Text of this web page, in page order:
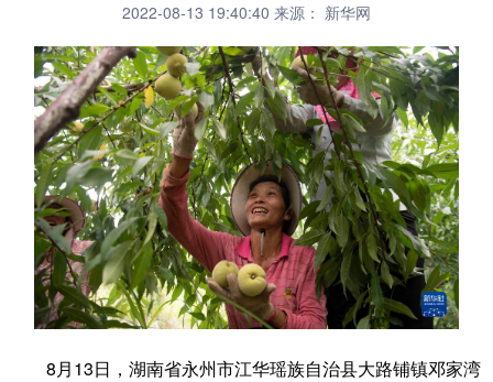
财经 网评
台湾 思客智库 全球连线 教育
科技 科创 量子 体育
文化 书画 健康 军事
访谈 视频 图片 政务
法律 中央文件 金融 汽车
食品 人居 信息化 数字经济
2022-08-13 19:40:40 来源： 新华网
8月13日，湖南省永州市江华瑶族自治县大路铺镇邓家湾